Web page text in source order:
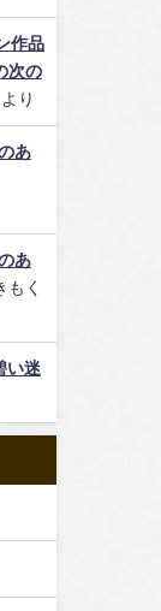
作品
次の
より
あ
あ
もく
い迷